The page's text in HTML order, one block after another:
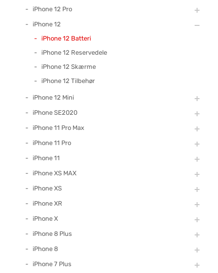
iPhone 12 Pro
iPhone 12
iPhone 12 Batteri
iPhone 12 Reservedele
iPhone 12 Skærme
iPhone 12 Tilbehør
iPhone 12 Mini
iPhone SE2020
iPhone 11 Pro Max
iPhone 11 Pro
iPhone 11
iPhone XS MAX
iPhone XS
iPhone XR
iPhone X
iPhone 8 Plus
iPhone 8
iPhone 7 Plus